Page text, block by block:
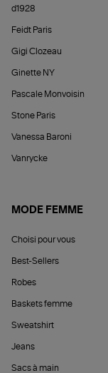
d1928
Feidt Paris
Gigi Clozeau
Ginette NY
Pascale Monvoisin
Stone Paris
Vanessa Baroni
Vanrycke
MODE FEMME
Choisi pour vous
Best-Sellers
Robes
Baskets femme
Sweatshirt
Jeans
Sacs à main